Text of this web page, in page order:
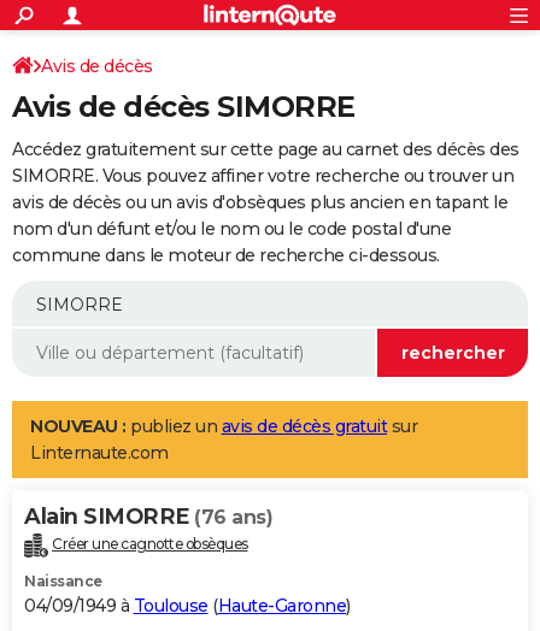
ACTUALITÉS
Politique
Société
Faits Divers
Education
Monde
Villes
+
SPORT
Coupe du monde 2026
Football
Tennis
Cyclisme
Rugby
Forum
Programme TV
TNT
Streaming
Cinéma
Sorties cinéma
Musique
+
FINANCE
Retraite
Epargne
Immobilier
Risques naturels par ville
Banque
Assurance
AUTO
Essais
Réserver un essai
Citadines
Berlines
SUV
Forum auto
+
Mobiles
Meilleur smartphone
Internet
Ordinateurs
Jeux vidéo
Guide high-tech
Aménagement intérieur
LIFESTYLE
Art de vivre
Bien-être
Loisirs
Mode
Modes de vie
Alimentation
Guide de la santé
Maladies
Médicaments
Sommeil
VOYAGE
Destinations
City break
Voyage nature
Voyage de noces
Forum
Climat
+PHOTO
GUIDES D'ACHAT
Avis de décès
Avis de décès SIMORRE
Accédez gratuitement sur cette page au carnet des décès des
SIMORRE. Vous pouvez affiner votre recherche ou trouver un
avis de décès ou un avis d'obsèques plus ancien en tapant le
nom d'un défunt et/ou le nom ou le code postal d'une
commune dans le moteur de recherche ci-dessous.
NOUVEAU : publiez un avis de décès gratuitsur
Linternaute.com
Alain SIMORRE (76 ans)
Créer une cagnotte obsèques
Naissance
04/09/1949 à Toulouse (Haute-Garonne)